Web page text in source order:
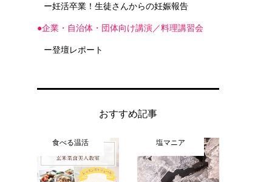
ー妊活卒業！生徒さんからの妊娠報告
●企業・自治体・団体向け講演／料理講習会
ー登壇レポート
おすすめ記事
食べる温活 塩マニア